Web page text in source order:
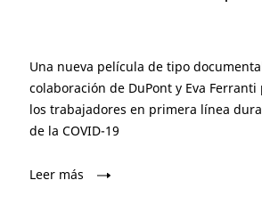
Una nueva película de tipo
colaboración de DuPont y Eva
los trabajadores en primera línea
de la COVID-19
Leer más